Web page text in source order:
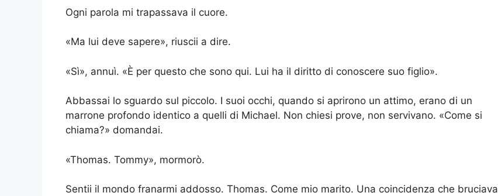
Ogni parola mi trapassava il cuore.
«Ma lui deve sapere», riuscii a dire.
«Sì», annuì. «È per questo che sono qui. Lui ha il diritto di conoscere suo figlio».
Abbassai lo sguardo sul piccolo. I suoi occhi, quando si aprirono un attimo, erano di un
marrone profondo identico a quelli di Michael. Non chiesi prove, non servivano. «Come si
chiama?» domandai.
«Thomas. Tommy», mormorò.
Sentii il mondo franarmi addosso. Thomas. Come mio marito. Una coincidenza che bruciava